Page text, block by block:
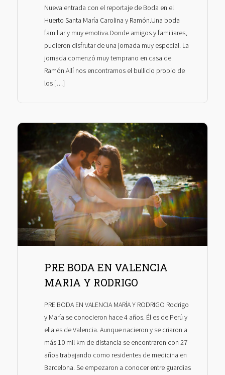
Nueva entrada con el reportaje de Boda en el
Huerto Santa María Carolina y Ramón.Una boda
familiar y muy emotiva.Donde amigos y familiares,
pudieron disfrutar de una jornada muy especial. La
jornada comenzó muy temprano en casa de
Ramón.Allí nos encontramos el bullicio propio de
los […]
PRE BODA EN VALENCIA
MARIA Y RODRIGO
PRE BODA EN VALENCIA MARÍA Y RODRIGO Rodrigo
y María se conocieron hace 4 años. Él es de Perú y
ella es de Valencia. Aunque nacieron y se criaron a
más 10 mil km de distancia se encontraron con 27
años trabajando como residentes de medicina en
Barcelona. Se empezaron a conocer entre guardias